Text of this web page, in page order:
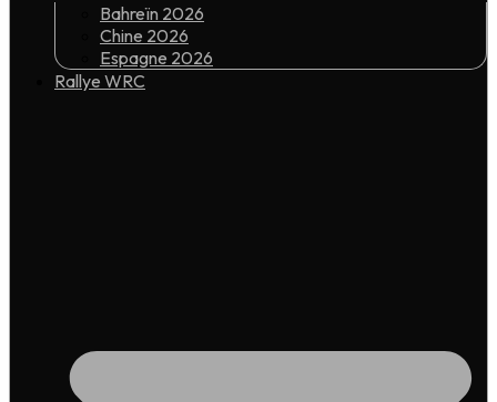
Bahreïn 2026
Chine 2026
Espagne 2026
Rallye WRC